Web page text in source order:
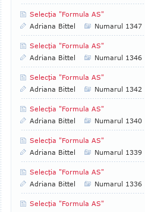
Selecţia "Formula AS"
Adriana Bittel
Numarul 1347
Selecţia "Formula AS"
Adriana Bittel
Numarul 1346
Selecţia "Formula AS"
Adriana Bittel
Numarul 1342
Selecţia "Formula AS"
Adriana Bittel
Numarul 1340
Selecţia "Formula AS"
Adriana Bittel
Numarul 1339
Selecţia "Formula AS"
Adriana Bittel
Numarul 1336
Selecţia "Formula AS"